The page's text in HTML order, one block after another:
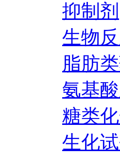
抑制剂
生物
脂肪
氨基
糖类
生化试